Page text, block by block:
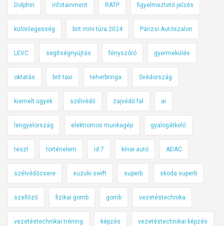
Dolphin infotainment RATP figyelmeztető jelzés
különlegesség brit mini túra 2024 Párizsi Autószalon
LEVC segítségnyújtás fényszóró gyermekülés
oktatás brit taxi teherbringa Svédország
kiemelt ügyek szélvédő zajvédő fal ai
lengyelország elektromos munkagép gyalogátkelő
teszt történelem id.7 kínai autó ADAC
szélvédőcsere suzuki swift superb skoda superb
szellőző fizikai gomb gomb vezetéstechnika
vezetéstechnikai tréning képzés vezetéstechnikai képzés